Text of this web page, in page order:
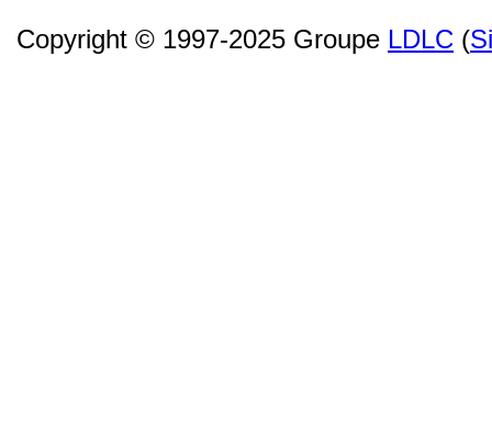
Copyright © 1997-2025 Groupe LDLC (